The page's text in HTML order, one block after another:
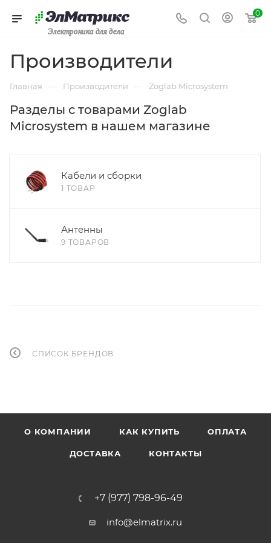
Электроника для дела
0
Производители
Главная — Производители — Zoglab Microsystem
Разделы с товарами Zoglab
Microsystem в нашем магазине
Кабели и сборки
1 ТОВАР
Антенны
9 ТОВАРОВ
СПИСОК БРЕНДОВ
О КОМПАНИИ КАК КУПИТЬ ОПЛАТА
ДОСТАВКА КОНТАКТЫ
+7 (977) 798-96-49
info@elmatrix.ru